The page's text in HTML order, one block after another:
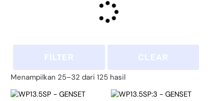
Menampilkan 25–32 dari 125 hasil
FILTER CLEAR